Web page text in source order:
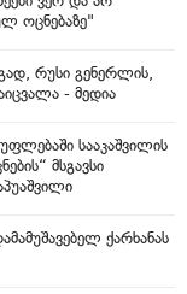
ოცნებაზე"
რუსი გენერლის,
- მედია
სააკაშვილის
მსგავსი
ქარხანას